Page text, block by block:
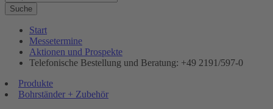
Suche
Start
Messetermine
Aktionen und Prospekte
Telefonische Bestellung und Beratung: +49 2191/597-0
Produkte
Bohrständer + Zubehör